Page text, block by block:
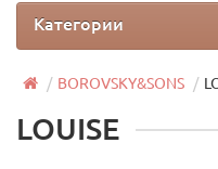
Категории
BOROVSKY&SONS
LOUISE